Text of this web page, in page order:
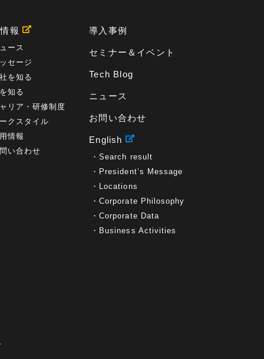
報
ース
セージ
を知る
知る
リア・研修制度
クスタイル
情報
い合わせ
導入事例
セミナー＆イベント
Tech Blog
ニュース
お問い合わせ
English
Search result
President’s Message
Locations
Corporate Philosophy
Corporate Data
Business Activities